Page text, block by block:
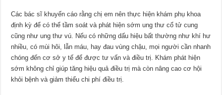
Các bác sĩ khuyến cáo rằng chị em nên thực hiện khám phụ khoa
định kỳ để có thể tầm soát và phát hiện sớm ung thư cổ tử cung
cũng như ung thư vú. Nếu có những dấu hiệu bất thường như khí hư
nhiều, có mùi hôi, lẫn máu, hay đau vùng chậu, mọi người cần nhanh
chóng đến cơ sở y tế để được tư vấn và điều trị. Khám phát hiện
sớm không chỉ giúp tăng hiệu quả điều trị mà còn nâng cao cơ hội
khỏi bệnh và giảm thiểu chi phí điều trị.